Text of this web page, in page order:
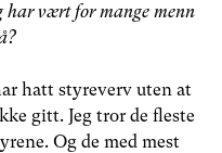
har vært for mange menn
hatt styreverv uten at
gitt. Jeg tror de fleste
Og de med mest